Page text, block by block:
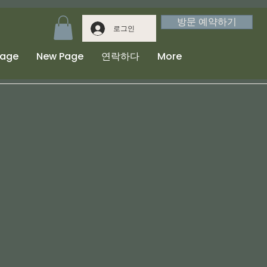
로그인 방문 예약하기
New Page 연락하다 More